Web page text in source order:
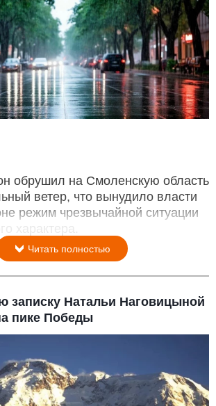
обрушил на Смоленскую область
ветер, что вынудило власти
режим чрезвычайной ситуации
характера.
Читать полностью
записку Натальи Наговицыной
пике Победы